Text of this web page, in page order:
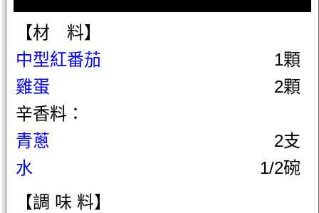
【材 料】
中型紅番茄
1顆
雞蛋
2顆
辛香料：
青蔥
2支
水
1/2碗
【調 味 料】